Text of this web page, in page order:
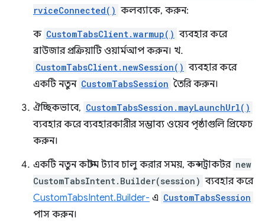
rviceConnected() কলব্যাকে, করুন:
ক CustomTabsClient.warmup() ব্যবহার করে
ব্রাউজার প্রক্রিয়াটি ওয়ার্মআপ করুন। খ.
CustomTabsClient.newSession() ব্যবহার করে
একটি নতুন CustomTabsSession তৈরি করুন।
ঐচ্ছিকভাবে, CustomTabsSession.mayLaunchUrl()
ব্যবহার করে ব্যবহারকারীর সম্ভাব্য ওয়েব পৃষ্ঠাগুলি প্রিফেচ
করুন।
একটি নতুন কাস্টম ট্যাব চালু করার সময়, কন্সট্রাকটর new
CustomTabsIntent.Builder(session) ব্যবহার করে
CustomTabsIntent.Builder- এ CustomTabsSession
পাস করুন।